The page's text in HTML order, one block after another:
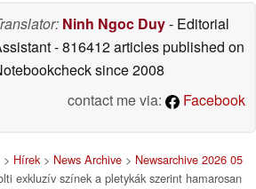
Ninh Ngoc Duy- Editorial
- 816412 articles published on
since 2008
contact me via:
Facebook
> Hírek> News Archive > Newsarchive 2026 05
exkluzív színek a pletykák szerint hamarosan